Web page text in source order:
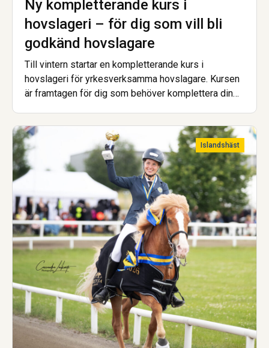
Ny kompletterande kurs i
hovslageri – för dig som vill bli
godkänd hovslagare
Till vintern startar en kompletterande kurs i
hovslageri för yrkesverksamma hovslagare. Kursen
är framtagen för dig som behöver komplettera din
Islandshäst